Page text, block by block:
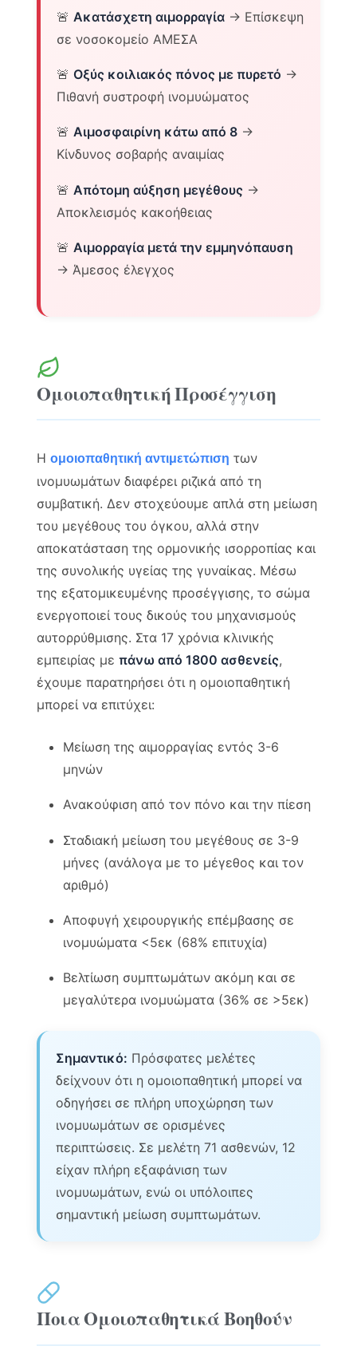
🚨 Ακατάσχετη αιμορραγία → Επίσκεψη
σε νοσοκομείο ΑΜΕΣΑ
🚨 Οξύς κοιλιακός πόνος με πυρετό →
Πιθανή συστροφή ινομυώματος
🚨Αιμοσφαιρίνη κάτω από 8 →
Κίνδυνος σοβαρής αναιμίας
🚨 Απότομη αύξηση μεγέθους →
Αποκλεισμός κακοήθειας
🚨Αιμορραγία μετά την εμμηνόπαυση
→ Άμεσος έλεγχος
Ομοιοπαθητική Προσέγγιση
Ηομοιοπαθητική αντιμετώπιση των
ινομυωμάτων διαφέρει ριζικά από τη
συμβατική. Δεν στοχεύουμε απλά στη μείωση
του μεγέθους του όγκου, αλλά στην
αποκατάσταση της ορμονικής ισορροπίας και
της συνολικής υγείας της γυναίκας. Μέσω
της εξατομικευμένης προσέγγισης, το σώμα
ενεργοποιεί τους δικούς του μηχανισμούς
αυτορρύθμισης. Στα 17 χρόνια κλινικής
εμπειρίας μεπάνω από 1800 ασθενείς,
έχουμε παρατηρήσει ότι η ομοιοπαθητική
μπορεί να επιτύχει:
Μείωση της αιμορραγίας εντός 3-6
μηνών
Ανακούφιση από τον πόνο και την πίεση
Σταδιακή μείωση του μεγέθους σε 3-9
μήνες (ανάλογα με το μέγεθος και τον
αριθμό)
Αποφυγή χειρουργικής επέμβασης σε
ινομυώματα <5εκ (68% επιτυχία)
Βελτίωση συμπτωμάτων ακόμη και σε
μεγαλύτερα ινομυώματα (36% σε >5εκ)
Σημαντικό: Πρόσφατες μελέτες
δείχνουν ότι η ομοιοπαθητική μπορεί να
οδηγήσει σε πλήρη υποχώρηση των
ινομυωμάτων σε ορισμένες
περιπτώσεις. Σε μελέτη 71 ασθενών, 12
είχαν πλήρη εξαφάνιση των
ινομυωμάτων, ενώ οι υπόλοιπες
σημαντική μείωση συμπτωμάτων.
Ποια Ομοιοπαθητικά Βοηθούν